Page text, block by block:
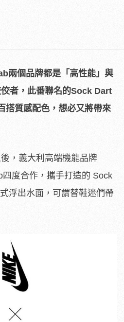
兩個品牌都是「高性能」與
佼者，此番聯名的Sock Dart
搭質感配色，想必又將帶來
，義大利高端機能品牌
度合作，攜手打造的 Sock
浮出水面，可謂替鞋迷們帶